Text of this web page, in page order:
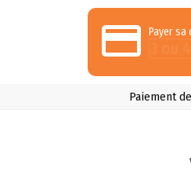
Payer sa
Paiement